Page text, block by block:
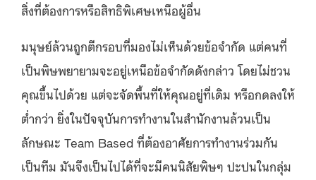
สิ่งที่ต้องการหรือสิทธิพิเศษเหนือผู้อื่น
มนุษย์ล้วนถูกตีกรอบที่มองไม่เห็นด้วยข้อจำกัด แต่คนที่
เป็นพิษพยายามจะอยู่เหนือข้อจำกัดดังกล่าว โดยไม่ชวน
คุณขึ้นไปด้วย แต่จะจัดพื้นที่ให้คุณอยู่ที่เดิม หรือกดลงให้
ต่ำกว่า ยิ่งในปัจจุบันการทำงานในสำนักงานล้วนเป็น
ลักษณะ Team Based ที่ต้องอาศัยการทำงานร่วมกัน
เป็นทีม มันจึงเป็นไปได้ที่จะมีคนนิสัยพิษๆ ปะปนในกลุ่ม